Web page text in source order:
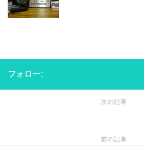
フォロー:
次の記事
前の記事